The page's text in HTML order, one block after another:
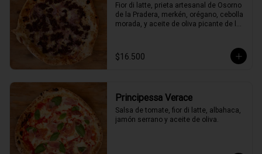
Fior di latte, prieta artesanal de Osorno
de la Pradera, merkén, orégano, cebolla
morada, y aceite de oliva picante de la
$16.500
Principessa Verace
Salsa de tomate, fior di latte, albahaca,
jamón serrano y aceite de oliva.